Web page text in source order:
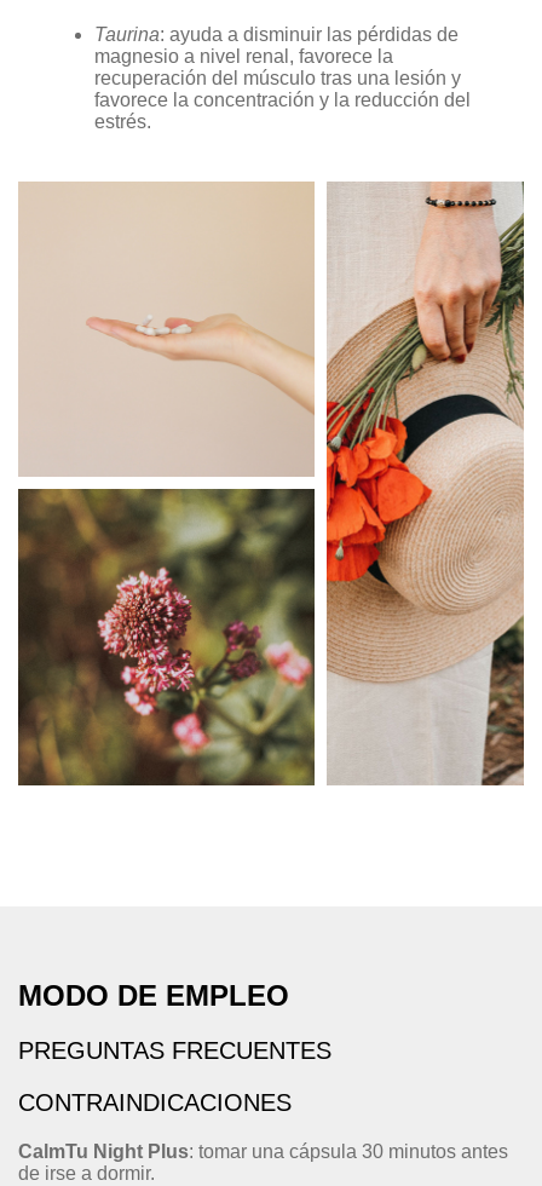
Taurina: ayuda a disminuir las pérdidas de
magnesio a nivel renal, favorece la
recuperación del músculo tras una lesión y
favorece la concentración y la reducción del
estrés.
MODO DE EMPLEO
PREGUNTAS FRECUENTES
CONTRAINDICACIONES
CalmTu Night Plus: tomar una cápsula 30 minutos antes
de irse a dormir.